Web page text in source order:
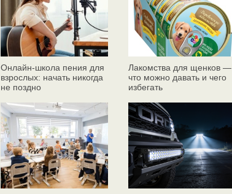
Онлайн‑школа пения для
взрослых: начать никогда
не поздно
Лакомства для щенков —
что можно давать и чего
избегать